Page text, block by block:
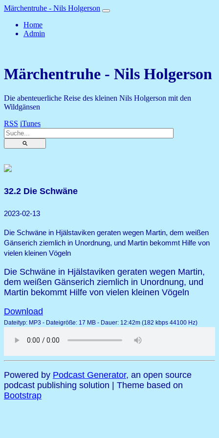
Märchentruhe - Nils Holgerson
Home
Admin
Märchentruhe - Nils Holgerson
Die abenteuerliche Reise des kleinen Nils Holgerson mit den
Wildgänsen
RSS iTunes
⚲
32.2 Die Schwäne
2023-02-13
Die Schwäne in Hjälstaviken geraten wegen Martin, dem weißen
Gänserich ziemlich in Unordnung, und Martin bekommt Hilfe von
vielen kleinen Vögeln
Die Schwäne in Hjälstaviken geraten wegen Martin,
dem weißen Gänserich ziemlich in Unordnung, und
Martin bekommt Hilfe von vielen kleinen Vögeln
Download
Dateityp: MP3 - Dateigröße: 17 MB - Dauer: 12:42m (182 kbps 44100 Hz)
Powered by Podcast Generator, an open source
podcast publishing solution | Theme based on
Bootstrap